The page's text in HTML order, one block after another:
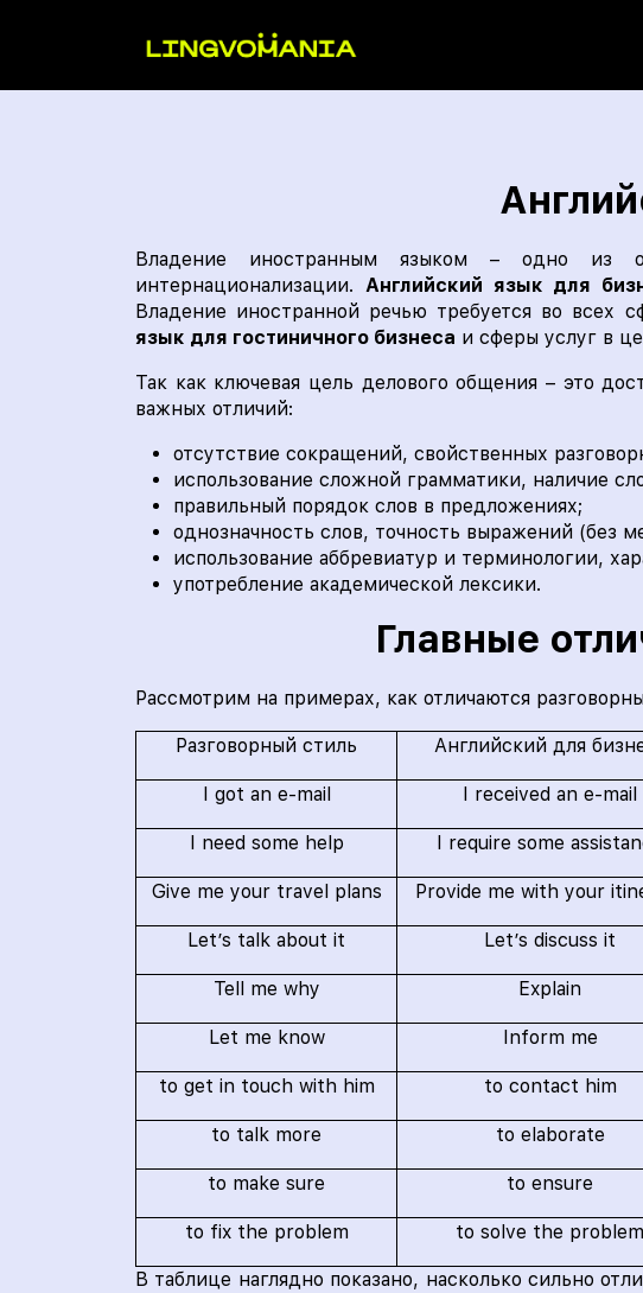
Владение иностранным языком – одно из
интернационализации. Английский язык для
Владение иностранной речью требуется во всех
язык для гостиничного бизнеса и сферы услуг в
Так как ключевая цель делового общения – это
важных отличий:
отсутствие сокращений, свойственных
использование сложной грамматики, наличие
правильный порядок слов в предложениях;
однозначность слов, точность выражений (без
использование аббревиатур и терминологии,
употребление академической лексики.
Главные
Рассмотрим на примерах, как отличаются
Разговорный стиль Английский для
I got an e-mail I received an e-mail
I need some help I require some
Give me your travel plans Provide me with your
Let’s talk about it Let’s discuss it
Tell me why Explain
Let me know Inform me
to get in touch with him to contact him
to talk more to elaborate
to make sure to ensure
to fix the problem to solve the problem
В таблице наглядно показано, насколько сильно